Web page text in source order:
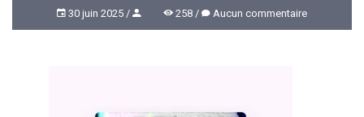
30 juin 2025 258 Aucun commentaire